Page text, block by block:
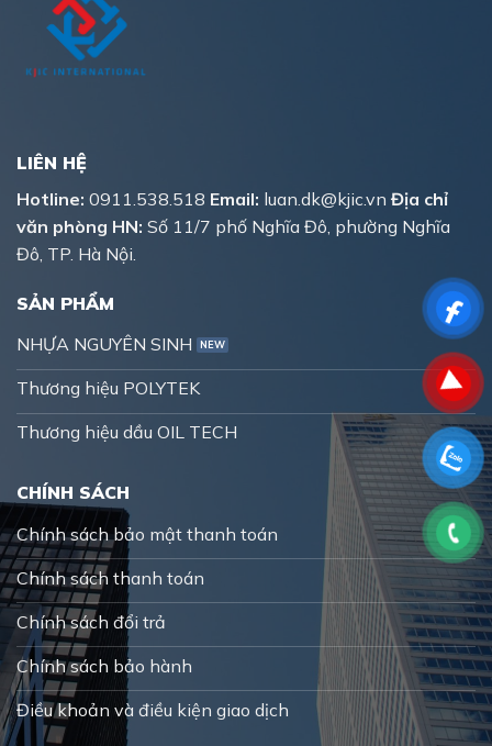
LIÊN HỆ
Hotline: 0911.538.518 Email: luan.dk@kjic.vn Địa chỉ
văn phòng HN: Số 11/7 phố Nghĩa Đô, phường Nghĩa
Đô, TP. Hà Nội.
SẢN PHẨM
NHỰA NGUYÊN SINH
Thương hiệu POLYTEK
Thương hiệu dầu OIL TECH
CHÍNH SÁCH
Chính sách bảo mật thanh toán
Chính sách thanh toán
Chính sách đổi trả
Chính sách bảo hành
Điều khoản và điều kiện giao dịch